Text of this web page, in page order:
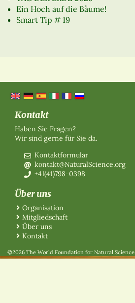
Ein Hoch auf die Bäume!
Smart Tip # 19
Kontakt
Haben Sie Fragen?
Wir sind gerne für Sie da.
Kontaktformular
kontakt@NaturalScience.org
+41(41)798-0398
Über uns
Organisation
Mitgliedschaft
Über uns
Kontakt
©2026 The World Foundation for Natural Science